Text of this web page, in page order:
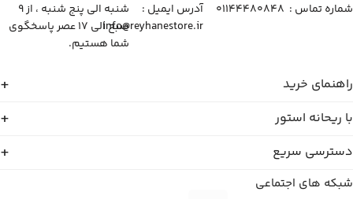
شماره تماس :‌ ۰۱۱۴۴۴۸۰۸۴۸
آدرس ایمیل :‌
info@reyhanestore.ir
شنبه الی پنج شنبه ، از ۹
صبح الی ۱۷ عصر پاسخگوی
شما هستیم.
راهنمای خرید
با ریحانه استور
دسترسی سریع
شبکه های اجتماعی